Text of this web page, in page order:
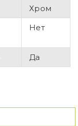
Хром
Нет
Да